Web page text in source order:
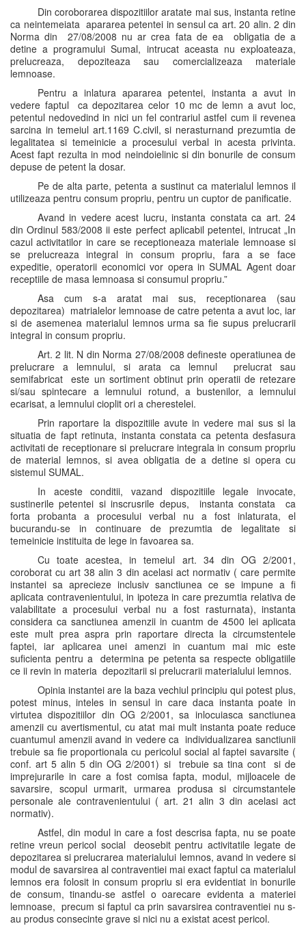
Din coroborarea dispozitiilor aratate mai sus, instanta retine
ca neintemeiata apararea petentei in sensul ca art. 20 alin. 2 din
Norma din 27/08/2008 nu ar crea fata de ea obligatia de a
detine a programului Sumal, intrucat aceasta nu exploateaza,
prelucreaza, depoziteaza sau comercializeaza materiale
lemnoase.
Pentru a inlatura apararea petentei, instanta a avut in
vedere faptul ca depozitarea celor 10 mc de lemn a avut loc,
petentul nedovedind in nici un fel contrariul astfel cum ii revenea
sarcina in temeiul art.1169 C.civil, si nerasturnand prezumtia de
legalitatea si temeinicie a procesului verbal in acesta privinta.
Acest fapt rezulta in mod neindoielinic si din bonurile de consum
depuse de petent la dosar.
Pe de alta parte, petenta a sustinut ca materialul lemnos il
utilizeaza pentru consum propriu, pentru un cuptor de panificatie.
Avand in vedere acest lucru, instanta constata ca art. 24
din Ordinul 583/2008 ii este perfect aplicabil petentei, intrucat „In
cazul activitatilor in care se receptioneaza materiale lemnoase si
se prelucreaza integral in consum propriu, fara a se face
expeditie, operatorii economici vor opera in SUMAL Agent doar
receptiile de masa lemnoasa si consumul propriu.”
Asa cum s-a aratat mai sus, receptionarea (sau
depozitarea) matrialelor lemnoase de catre petenta a avut loc, iar
si de asemenea materialul lemnos urma sa fie supus prelucrarii
integral in consum propriu.
Art. 2 lit. N din Norma 27/08/2008 defineste operatiunea de
prelucrare a lemnului, si arata ca lemnul prelucrat sau
semifabricat este un sortiment obtinut prin operatii de retezare
si/sau spintecare a lemnului rotund, a bustenilor, a lemnului
ecarisat, a lemnului cioplit ori a cherestelei.
Prin raportare la dispozitiile avute in vedere mai sus si la
situatia de fapt retinuta, instanta constata ca petenta desfasura
activitati de receptionare si prelucrare integrala in consum propriu
de material lemnos, si avea obligatia de a detine si opera cu
sistemul SUMAL.
In aceste conditii, vazand dispozitiile legale invocate,
sustinerile petentei si inscrusrile depus, instanta constata ca
forta probanta a procesului verbal nu a fost inlaturata, el
bucurandu-se in continuare de prezumtia de legalitate si
temeinicie instituita de lege in favoarea sa.
Cu toate acestea, in temeiul art. 34 din OG 2/2001,
coroborat cu art 38 alin 3 din acelasi act normativ ( care permite
instantei sa aprecieze inclusiv sanctiunea ce se impune a fi
aplicata contravenientului, in ipoteza in care prezumtia relativa de
valabilitate a procesului verbal nu a fost rasturnata), instanta
considera ca sanctiunea amenzii in cuantm de 4500 lei aplicata
este mult prea aspra prin raportare directa la circumstentele
faptei, iar aplicarea unei amenzi in cuantum mai mic este
suficienta pentru a determina pe petenta sa respecte obligatiile
ce ii revin in materia depozitarii si prelucrarii materialului lemnos.
Opinia instantei are la baza vechiul principiu qui potest plus,
potest minus, inteles in sensul in care daca instanta poate in
virtutea dispozitiilor din OG 2/2001, sa inlocuiasca sanctiunea
amenzii cu avertismentul, cu atat mai mult instanta poate reduce
cuantumul amenzii avand in vedere ca individualizarea sanctiunii
trebuie sa fie proportionala cu pericolul social al faptei savarsite (
conf. art 5 alin 5 din OG 2/2001) si trebuie sa tina cont si de
imprejurarile in care a fost comisa fapta, modul, mijloacele de
savarsire, scopul urmarit, urmarea produsa si circumstantele
personale ale contravenientului ( art. 21 alin 3 din acelasi act
normativ).
Astfel, din modul in care a fost descrisa fapta, nu se poate
retine vreun pericol social deosebit pentru activitatile legate de
depozitarea si prelucrarea materialului lemnos, avand in vedere si
modul de savarsirea al contraventiei mai exact faptul ca materialul
lemnos era folosit in consum propriu si era evidentiat in bonurile
de consum, tinandu-se astfel o oarecare evidenta a materiei
lemnoase, precum si faptul ca prin savarsirea contraventiei nu s-
au produs consecinte grave si nici nu a existat acest pericol.